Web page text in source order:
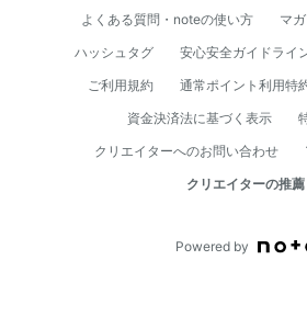
よくある質問・noteの使い方
マ
ハッシュタグ
安心安全ガイドライ
ご利用規約
通常ポイント利用特
資⾦決済法に基づく表⽰
クリエイターへのお問い合わせ
クリエイターの推薦
Powered by